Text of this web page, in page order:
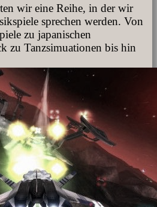
wir eine Reihe, in der wir
sprechen werden. Von
zu japanischen
zu Tanzsimuationen bis hin